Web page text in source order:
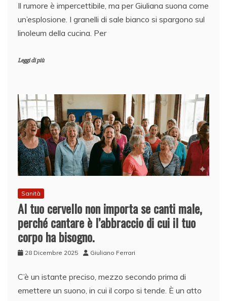
Il rumore è impercettibile, ma per Giuliana suona come
un’esplosione. I granelli di sale bianco si spargono sul
linoleum della cucina. Per
Leggi di più
Sanità
Al tuo cervello non importa se canti male,
perché cantare è l’abbraccio di cui il tuo
corpo ha bisogno.
28 Dicembre 2025 Giuliano Ferrari
C’è un istante preciso, mezzo secondo prima di
emettere un suono, in cui il corpo si tende. È un atto